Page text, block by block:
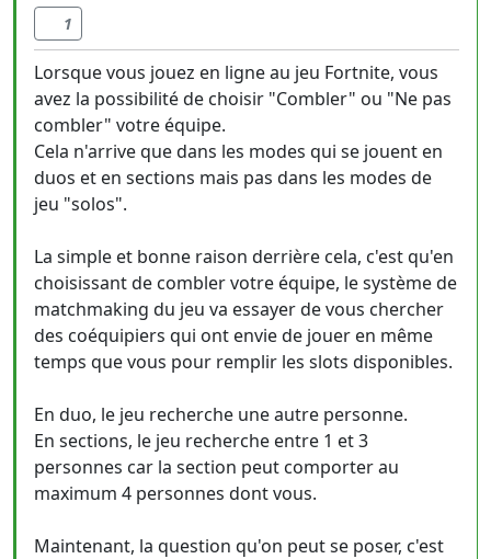
1
Lorsque vous jouez en ligne au jeu Fortnite, vous
avez la possibilité de choisir "Combler" ou "Ne pas
combler" votre équipe.
Cela n'arrive que dans les modes qui se jouent en
duos et en sections mais pas dans les modes de
jeu "solos".
La simple et bonne raison derrière cela, c'est qu'en
choisissant de combler votre équipe, le système de
matchmaking du jeu va essayer de vous chercher
des coéquipiers qui ont envie de jouer en même
temps que vous pour remplir les slots disponibles.
En duo, le jeu recherche une autre personne.
En sections, le jeu recherche entre 1 et 3
personnes car la section peut comporter au
maximum 4 personnes dont vous.
Maintenant, la question qu'on peut se poser, c'est